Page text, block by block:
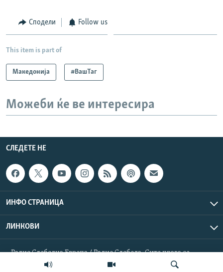
Сподели Follow us
This item is part of
Македонија #ВашТаг
Можеби ќе ве интересира
СЛЕДЕТЕ НЕ
ИНФО СТРАНИЦА
ЛИНКОВИ
Радио Слободна Европа / Радио Слобода. Сите права се
резервирани